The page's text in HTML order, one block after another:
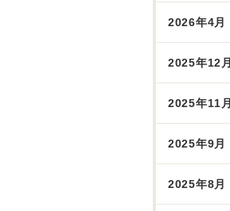
2026年4月
2025年12月
2025年11月
2025年9月
2025年8月